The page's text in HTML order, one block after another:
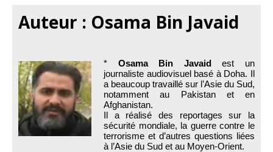
Auteur : Osama Bin Javaid
* Osama Bin Javaidest un
journaliste audiovisuel basé à Doha. Il
a beaucoup travaillé sur l’Asie du Sud,
notamment au Pakistan et en
Afghanistan.
Il a réalisé des reportages sur la
sécurité mondiale, la guerre contre le
terrorisme et d’autres questions liées
à l’Asie du Sud et au Moyen-Orient.